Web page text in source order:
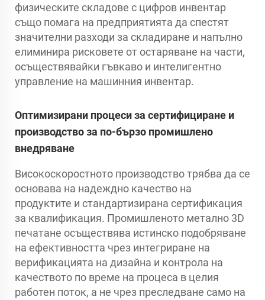
физическите складове с цифров инвентар
също помага на предприятията да спестят
значителни разходи за складиране и напълно
елиминира рисковете от остаряване на части,
осъществявайки гъвкаво и интелигентно
управление на машинния инвентар.
Оптимизирани процеси за сертифициране и
производство за по-бързо промишлено
внедряване
Високоскоростното производство трябва да се
основава на надеждно качество на
продуктите и стандартизирана сертификация
за квалификация. Промишленото метално 3D
печатане осъществява истинско подобряване
на ефективността чрез интегриране на
верификацията на дизайна и контрола на
качеството по време на процеса в целия
работен поток, а не чрез преследване само на